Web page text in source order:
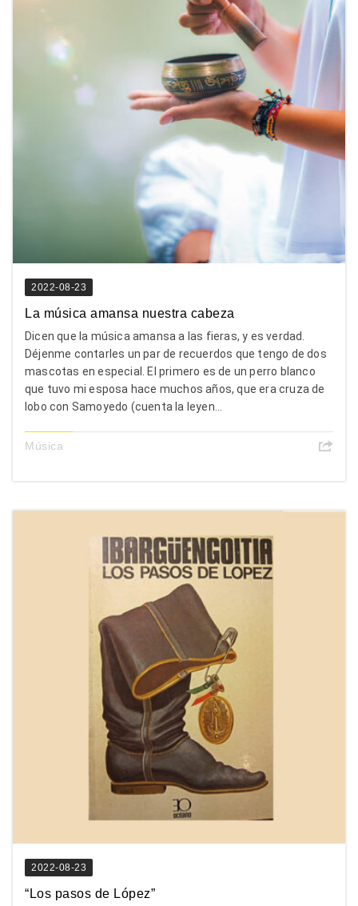
2022-08-23
La música amansa nuestra cabeza
Dicen que la música amansa a las fieras, y es verdad.
Déjenme contarles un par de recuerdos que tengo de dos
mascotas en especial. El primero es de un perro blanco
que tuvo mi esposa hace muchos años, que era cruza de
lobo con Samoyedo (cuenta la leyen...
Música
2022-08-23
“Los pasos de López”